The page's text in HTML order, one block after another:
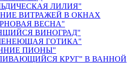
ЛИЛИЯ"
ВИТРАЖЕЙ В ОКНАХ
ВЕСНА"
ВИНОГРАД"
ГОТИКА"
ПИОНЫ"
КРУГ" В ВАННОЙ